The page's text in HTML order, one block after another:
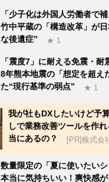
「少子化は外国人労働者で
竹中平蔵の「構造改革」が
な後遺症”
★ 1
「震度7」に耐える免震・
8年熊本地震の「想定を超え
た“現行基準の弱点”
★ 1
我が社もDXしたいけど予
しで業務改善ツールを作
当にあるの？
[PR]株式会
数量限定の「夏に使いたいシ
本当に気持ちいい！爽快感